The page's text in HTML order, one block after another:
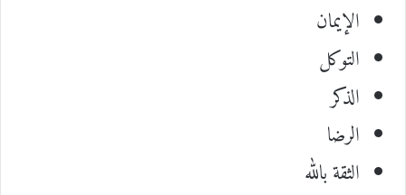
الإيمان
التوكل
الذكر
الرضا
الثقة بالله